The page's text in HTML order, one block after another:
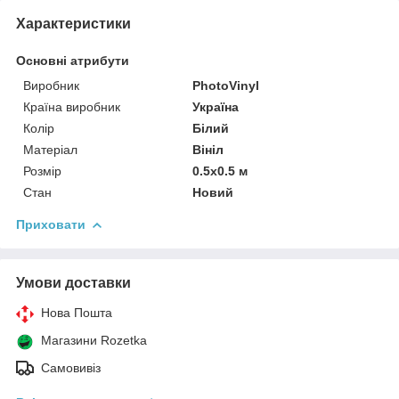
Характеристики
Основні атрибути
Виробник
PhotoVinyl
Країна виробник
Україна
Колір
Білий
Матеріал
Вініл
Розмір
0.5x0.5 м
Стан
Новий
Приховати
Умови доставки
Нова Пошта
Магазини Rozetka
Самовивіз